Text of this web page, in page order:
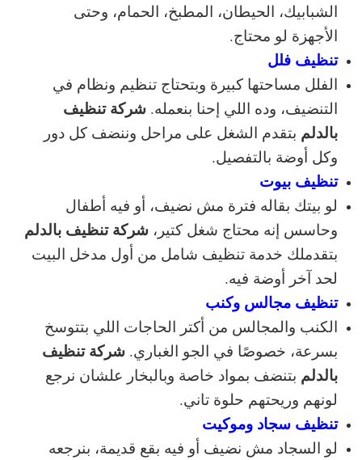
الشبابيك، الحيطان، المطبخ، الحمام، وحتى
الأجهزة لو محتاج.
تنظيف فلل
الفلل مساحتها كبيرة وبتحتاج تنظيم ونظام في
التنضيف، وده اللي إحنا بنعمله. شركة تنظيف
بالدلم بتقدم الشغل على مراحل وننضف كل دور
وكل أوضة بالتفصيل.
تنظيف بيوت
لو بيتك بقاله فترة مش نضيف، أو فيه أطفال
وحاسس إنه محتاج شغل كتير، شركة تنظيف بالدلم
بتقدملك خدمة تنظيف شامل من أول مدخل البيت
لحد آخر أوضة فيه.
تنظيف مجالس وكنب
الكنب والمجالس من أكتر الحاجات اللي بتتوسخ
بسرعة، خصوصًا في الجو الغباري. شركة تنظيف
بالدلم بتنضف بمواد خاصة وبالبخار علشان نرجع
لونهم وريحتهم حلوة تاني.
تنظيف سجاد وموكيت
لو السجاد مش نضيف أو فيه بقع قديمة، بنرجعه